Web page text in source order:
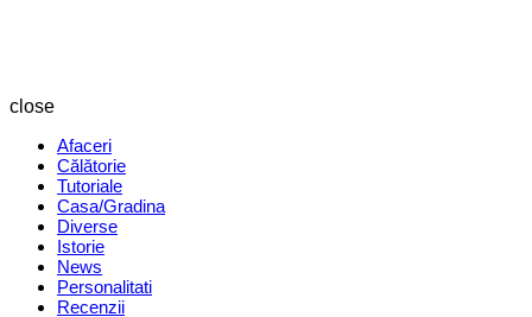
close
Afaceri
Călătorie
Tutoriale
Casa/Gradina
Diverse
Istorie
News
Personalitati
Recenzii